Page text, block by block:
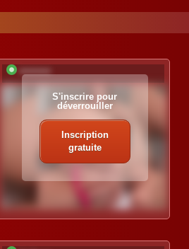
*********
S'inscrire pour
déverrouiller
Inscription
gratuite